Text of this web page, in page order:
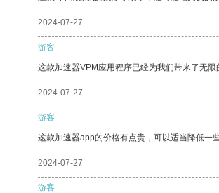
2024-07-27
游客
这款加速器VPM应用程序已经为我们带来了无限
2024-07-27
游客
这款加速器app的价格有点贵，可以适当降低一
2024-07-27
游客